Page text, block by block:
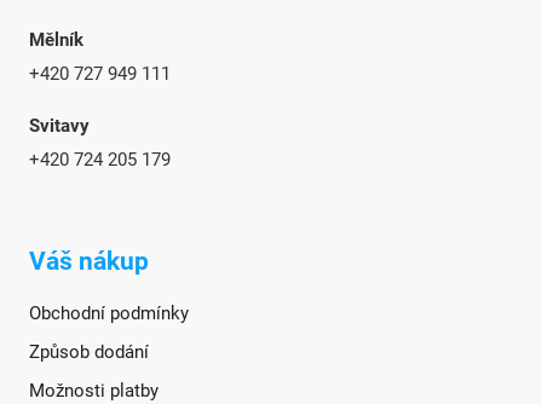
Mělník
+420 727 949 111
Svitavy
+420 724 205 179
Váš nákup
Obchodní podmínky
Způsob dodání
Možnosti platby